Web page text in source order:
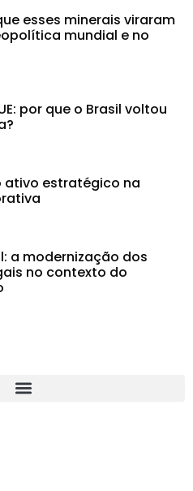
esses minerais viraram
mundial e no
por que o Brasil voltou
ativo estratégico na
a modernização dos
no contexto do